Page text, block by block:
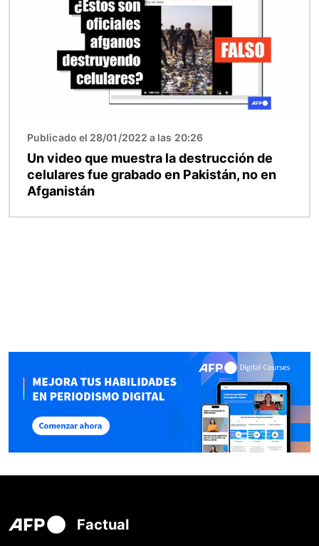
Publicado el 28/01/2022 a las 20:26
Un video que muestra la destrucción de
celulares fue grabado en Pakistán, no en
Afganistán
Factual